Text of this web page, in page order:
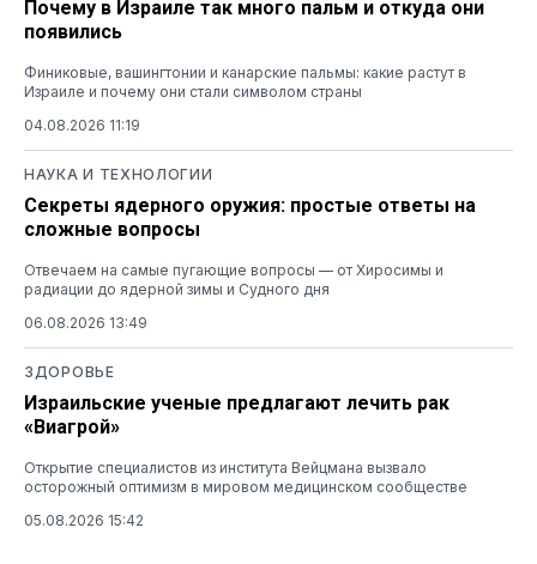
Почему в Израиле так много пальм и откуда они
появились
Финиковые, вашингтонии и канарские пальмы: какие растут в
Израиле и почему они стали символом страны
04.08.2026 11:19
НАУКА И ТЕХНОЛОГИИ
Секреты ядерного оружия: простые ответы на
сложные вопросы
Отвечаем на самые пугающие вопросы — от Хиросимы и
радиации до ядерной зимы и Судного дня
06.08.2026 13:49
ЗДОРОВЬЕ
Израильские ученые предлагают лечить рак
«Виагрой»
Открытие специалистов из института Вейцмана вызвало
осторожный оптимизм в мировом медицинском сообществе
05.08.2026 15:42